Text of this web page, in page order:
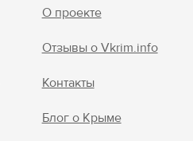
О проекте
Отзывы о Vkrim.info
Контакты
Блог о Крыме
Вход на сайт